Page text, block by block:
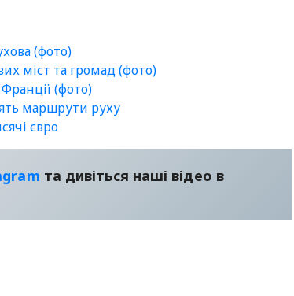
(фото)
міст та громад (фото)
(фото)
маршрути руху
євро
та дивіться наші відео в